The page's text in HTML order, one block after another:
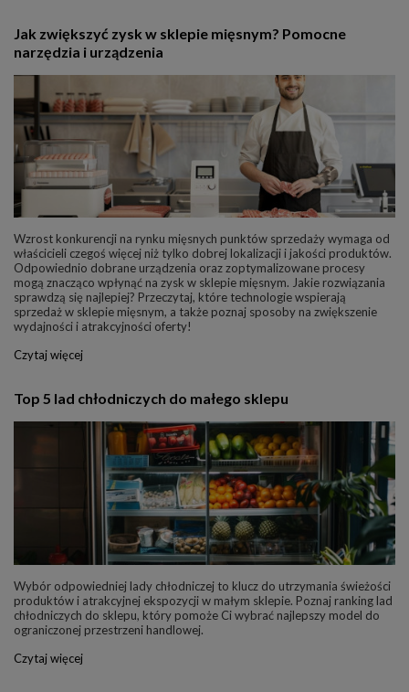
Jak zwiększyć zysk w sklepie mięsnym? Pomocne
narzędzia i urządzenia
Wzrost konkurencji na rynku mięsnych punktów sprzedaży wymaga od
właścicieli czegoś więcej niż tylko dobrej lokalizacji i jakości produktów.
Odpowiednio dobrane urządzenia oraz zoptymalizowane procesy
mogą znacząco wpłynąć na zysk w sklepie mięsnym. Jakie rozwiązania
sprawdzą się najlepiej? Przeczytaj, które technologie wspierają
sprzedaż w sklepie mięsnym, a także poznaj sposoby na zwiększenie
wydajności i atrakcyjności oferty!
Czytaj więcej
Top 5 lad chłodniczych do małego sklepu
Wybór odpowiedniej lady chłodniczej to klucz do utrzymania świeżości
produktów i atrakcyjnej ekspozycji w małym sklepie. Poznaj ranking lad
chłodniczych do sklepu, który pomoże Ci wybrać najlepszy model do
ograniczonej przestrzeni handlowej.
Czytaj więcej